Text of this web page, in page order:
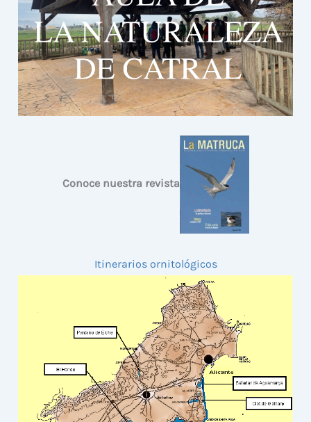
EN
ESCALONA
Conoce nuestra revista
Itinerarios ornitológicos